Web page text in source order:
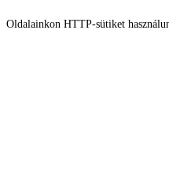
Oldalainkon HTTP-sütiket